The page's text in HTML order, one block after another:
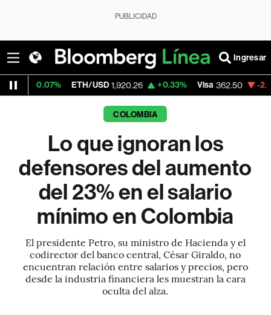
PUBLICIDAD
Ingresar
ETH/USD 1,920.26 +0.33% Visa 362.50 -2.15%
COLOMBIA
Lo que ignoran los
defensores del aumento
del 23% en el salario
mínimo en Colombia
El presidente Petro, su ministro de Hacienda y el
codirector del banco central, César Giraldo, no
encuentran relación entre salarios y precios, pero
desde la industria financiera les muestran la cara
oculta del alza.